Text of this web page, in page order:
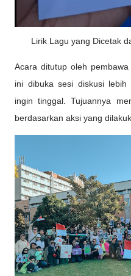
Lirik Lagu yang Dicetak
Acara ditutup oleh
ini dibuka sesi diskusi
ingin tinggal. Tujuannya
berdasarkan aksi yang